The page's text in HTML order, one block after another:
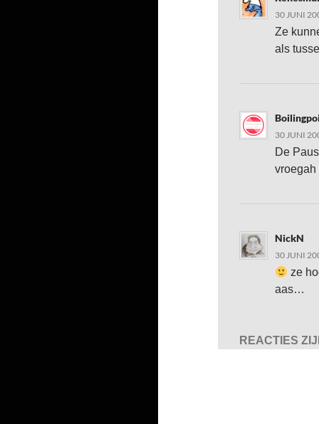
30 JUNI
Ze
als
30 JUNI
De
vroegah
NickN
30 JUNI
ze
aas…
REACTIES